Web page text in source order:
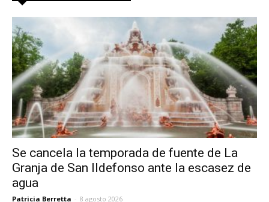
Se cancela la temporada de fuente de La
Granja de San Ildefonso ante la escasez de
agua
Patricia Berretta - 8 agosto 2026